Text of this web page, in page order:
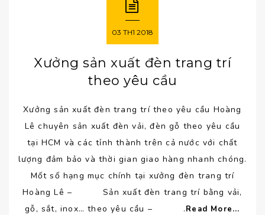
03 TH1 2018
Xưởng sản xuất đèn trang trí
theo yêu cầu
Xưởng sản xuất đèn trang trí theo yêu cầu Hoàng
Lê chuyên sản xuất đèn vải, đèn gỗ theo yêu cầu
tại HCM và các tỉnh thành trên cả nước với chất
lượng đảm bảo và thời gian giao hàng nhanh chóng.
Mốt số hạng mục chính tại xưởng đèn trang trí
Hoàng Lê – Sản xuất đèn trang trí bằng vải,
gỗ, sắt, inox… theo yêu cầu – .Read More...